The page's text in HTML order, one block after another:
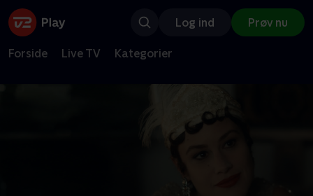
Log ind Prøv nu
Forside Live TV Kategorier